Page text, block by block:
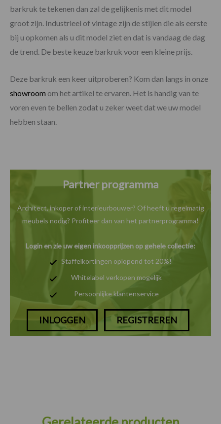
barkruk te tekenen dan zal de gelijkenis met dit model
groot zijn. Industrieel of vintage zijn de stijlen die als eerste
bij u opkomen als u dit model ziet en dat is vandaag de dag
de trend. De beste keuze barkruk voor een kleine prijs.
Deze barkruk een keer uitproberen? Kom dan langs in onze
showroom om het artikel te ervaren. Het is handig van te
voren even te bellen zodat u zeker weet dat we uw model
hebben staan.
Partner programma
Architect, inkoper of interieurbouwer? Of heeft u regelmatig
meubels nodig? Profiteer dan van het partnerprogramma!
Login en zie uw eigen inkoopprijzen op gehele collectie:
Staffelkortingen oplopend tot 20%!
Whitelabel verkopen mogelijk
Persoonlijke klantenservice
INLOGGEN REGISTREREN